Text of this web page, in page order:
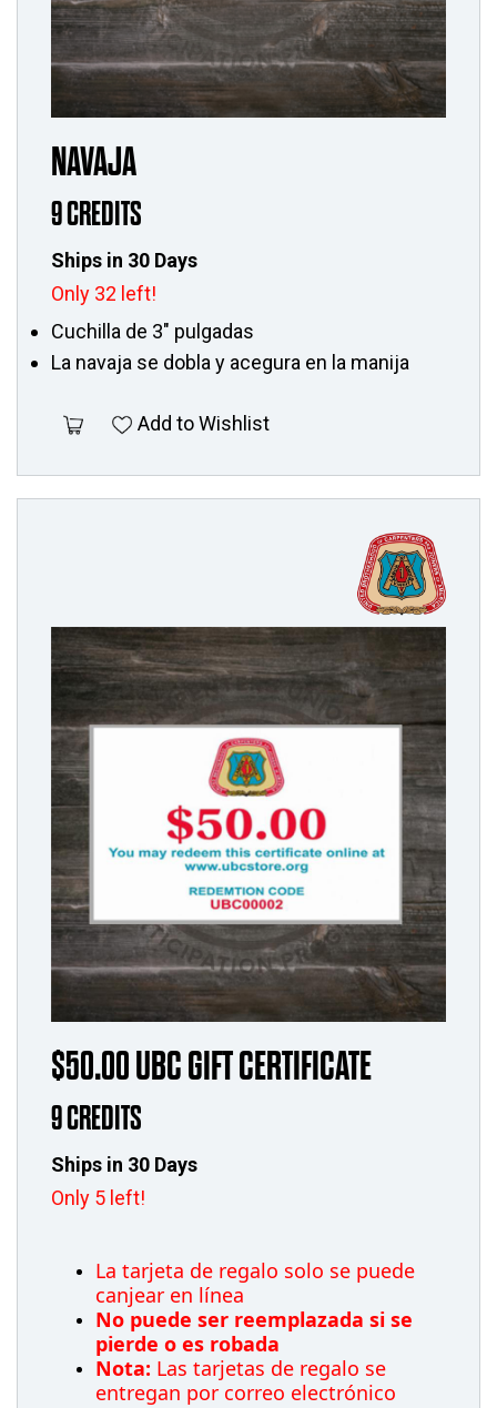
NAVAJA
9 CREDITS
Ships in 30 Days
Only 32 left!
Cuchilla de 3" pulgadas
La navaja se dobla y acegura en la manija
Add to Wishlist
$50.00 UBC GIFT CERTIFICATE
9 CREDITS
Ships in 30 Days
Only 5 left!
La tarjeta de regalo solo se puede
canjear en línea
No puede ser reemplazada si se
pierde o es robada
Nota: Las tarjetas de regalo se
entregan por correo electrónico